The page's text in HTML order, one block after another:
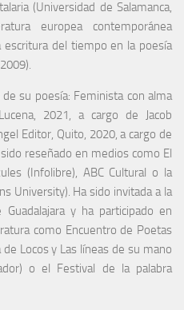
(Universidad de Salamanca,
europea contemporánea
escritura del tiempo en la poesía
su poesía: Feminista con alma
2021, a cargo de Jacob
Editor, Quito, 2020, a cargo de
reseñado en medios como El
(Infolibre), ABC Cultural o la
University). Ha sido invitada a la
y ha participado en
como Encuentro de Poetas
Locos y Las líneas de su mano
o el Festival de la palabra